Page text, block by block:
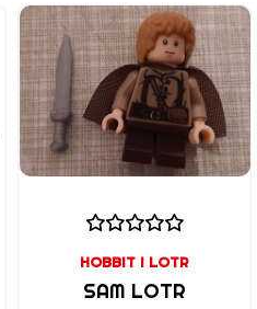
HOBBIT I LOTR
SAM LOTR